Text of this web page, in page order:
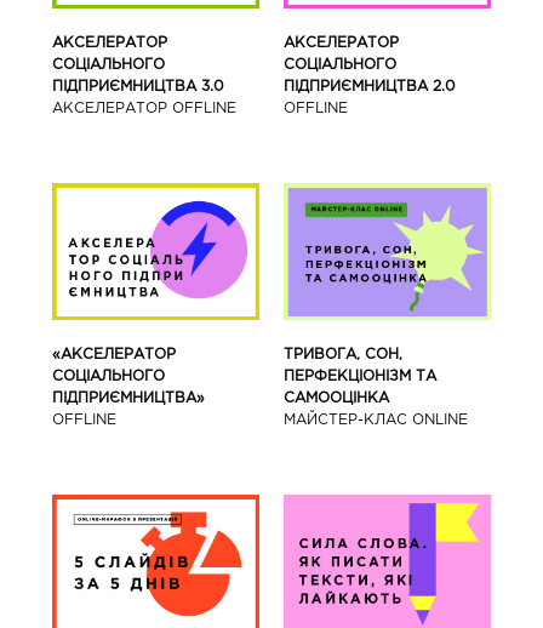
АКСЕЛЕРАТОР
СОЦІАЛЬНОГО
ПІДПРИЄМНИЦТВА 3.0
АКСЕЛЕРАТОР OFFLINE
АКСЕЛЕРАТОР
СОЦІАЛЬНОГО
ПІДПРИЄМНИЦТВА 2.0
OFFLINE
«АКСЕЛЕРАТОР
СОЦІАЛЬНОГО
ПІДПРИЄМНИЦТВА»
OFFLINE
ТРИВОГА, СОН,
ПЕРФЕКЦІОНІЗМ ТА
САМООЦІНКА
МАЙСТЕР-КЛАС ONLINE